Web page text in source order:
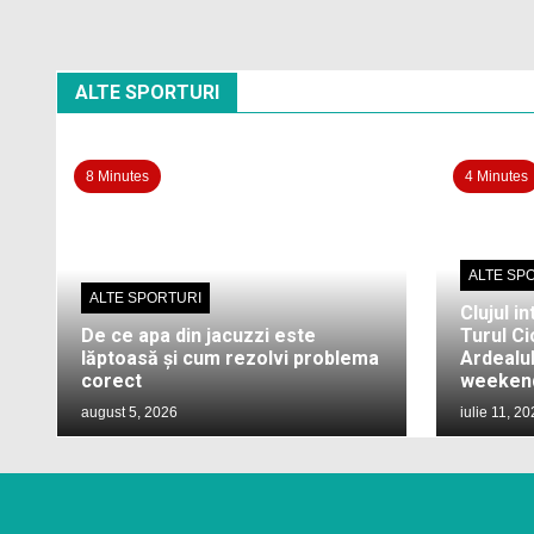
ALTE SPORTURI
8 Minutes
ALTE SPORTURI
De ce apa din jacuzzi este
lăptoasă și cum rezolvi problema
corect
august 5, 2026
4 Minutes
ALTE
Clujul
Turul
iulie 11,